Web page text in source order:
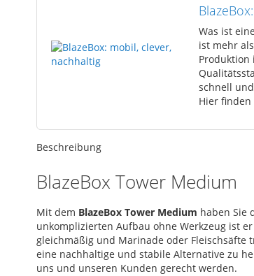
Was ist
ist mehr
Produktion
schnell
Hier
Beschreibung
BlazeBox Tower Medium
Mit dem BlazeBox Tower Medium haben Sie
unkomplizierten Aufbau ohne Werkzeug ist
gleichmäßig und Marinade oder Fleischsäfte
eine nachhaltige und stabile Alternative zu
uns und unseren Kunden gerecht werden.